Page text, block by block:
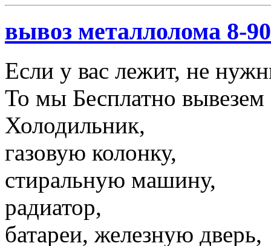
вывоз металлолома 8-
Если у вас лежит, не
То мы Бесплатно
Холодильник,
газовую колонку,
стиральную машину,
радиатор,
батареи, железную дверь,